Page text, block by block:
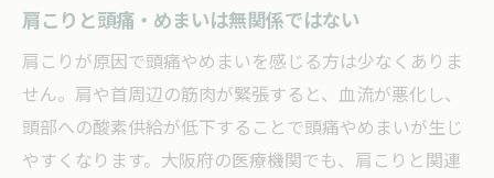
肩こりと頭痛・めまいは無関係ではない
肩こりが原因で頭痛やめまいを感じる方は少なくありま
せん。肩や首周辺の筋肉が緊張すると、血流が悪化し、
頭部への酸素供給が低下することで頭痛やめまいが生じ
やすくなります。大阪府の医療機関でも、肩こりと関連